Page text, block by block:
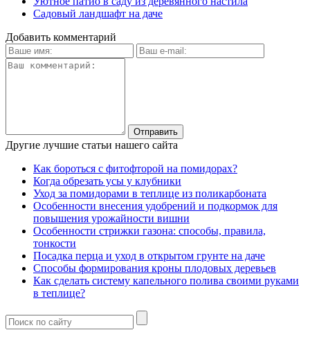
Садовый ландшафт на даче
Добавить комментарий
Другие лучшие статьи нашего сайта
Как бороться с фитофторой на помидорах?
Когда обрезать усы у клубники
Уход за помидорами в теплице из поликарбоната
Особенности внесения удобрений и подкормок для
повышения урожайности вишни
Особенности стрижки газона: способы, правила,
тонкости
Посадка перца и уход в открытом грунте на даче
Способы формирования кроны плодовых деревьев
Как сделать систему капельного полива своими руками
в теплице?